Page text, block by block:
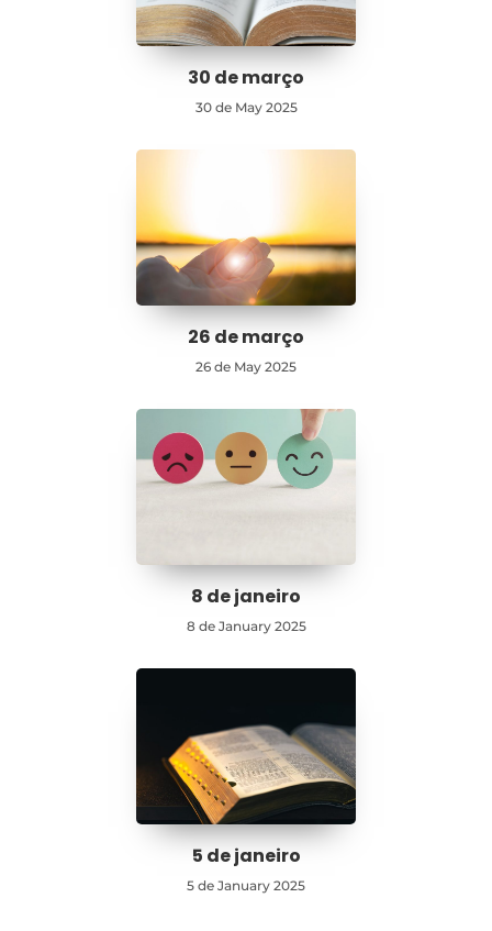
30 de março
30 de May 2025
26 de março
26 de May 2025
8 de janeiro
8 de January 2025
5 de janeiro
5 de January 2025